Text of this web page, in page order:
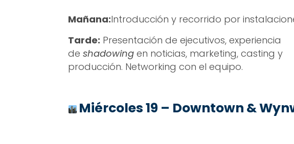
Mañana:Introducción y recorrido por
Tarde: Presentación de ejecutivos, experiencia
de shadowing en noticias, marketing, casting y
producción. Networking con el equipo.
Miércoles 19 – Downtown &